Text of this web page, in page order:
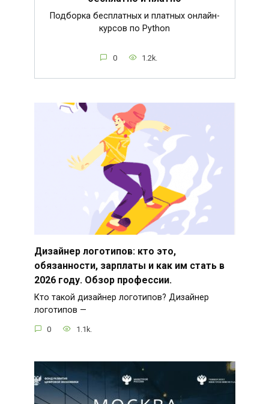
Подборка бесплатных и платных онлайн-
курсов по Python
0 1.2k.
Дизайнер логотипов: кто это,
обязанности, зарплаты и как им стать в
2026 году. Обзор профессии.
Кто такой дизайнер логотипов? Дизайнер
логотипов —
0 1.1k.